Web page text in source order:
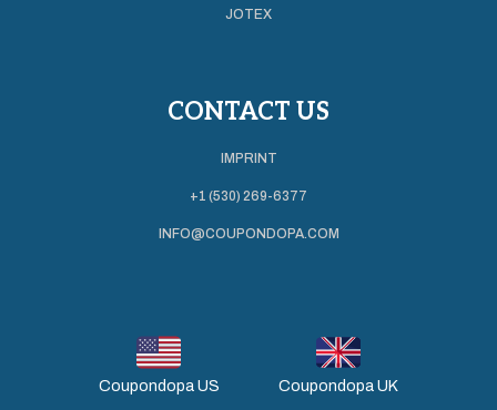
JOTEX
CONTACT US
IMPRINT
+1 (530) 269-6377
INFO@COUPONDOPA.COM
Coupondopa US Coupondopa UK